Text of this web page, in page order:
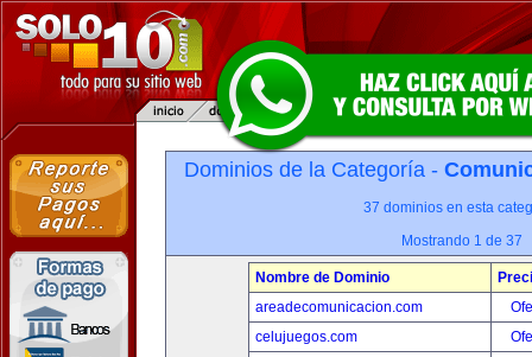
Dominios de la Categoría -
37 dominios en esta
Mostrando 1 de 37
Nombre de Dominio
areadecomunicacion.com
celujuegos.com